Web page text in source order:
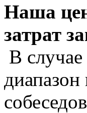
Наша
затрат
В